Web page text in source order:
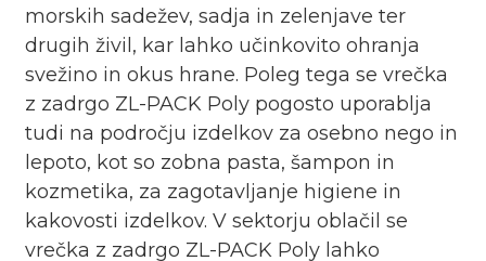
morskih sadežev, sadja in zelenjave ter
drugih živil, kar lahko učinkovito ohranja
svežino in okus hrane. Poleg tega se vrečka
z zadrgo ZL-PACK Poly pogosto uporablja
tudi na področju izdelkov za osebno nego in
lepoto, kot so zobna pasta, šampon in
kozmetika, za zagotavljanje higiene in
kakovosti izdelkov. V sektorju oblačil se
vrečka z zadrgo ZL-PACK Poly lahko